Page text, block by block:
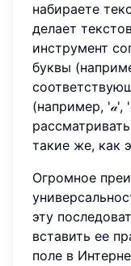
набираете
делает
инструмент
буквы
(например, '𝒶',
такие же, как
Огромное
эту
вставить ее
поле в